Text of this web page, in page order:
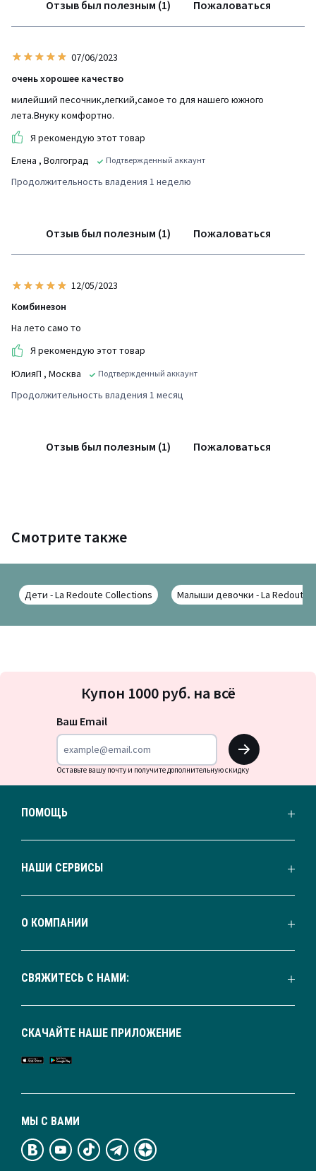
Отзыв был полезным (1) Пожаловаться
07/06/2023
очень хорошее качество
милейший песочник,легкий,самое то для нашего южного
лета.Внуку комфортно.
Я рекомендую этот товар
Елена , Волгоград Подтвержденный аккаунт
Продолжительность владения 1 неделю
Отзыв был полезным (1) Пожаловаться
12/05/2023
Комбинезон
На лето само то
Я рекомендую этот товар
ЮлияП , Москва Подтвержденный аккаунт
Продолжительность владения 1 месяц
Отзыв был полезным (1) Пожаловаться
Смотрите также
Дети - La Redoute Collections Малыши девочки - La Redoute
на
Купон 1000 руб. на всё
Ваш Email
OK
Оставьте вашу почту и получите дополнительную скидку
ПОМОЩЬ
НАШИ СЕРВИСЫ
О КОМПАНИИ
СВЯЖИТЕСЬ С НАМИ:
МЫ С ВАМИ
СКАЧАЙТЕ НАШЕ ПРИЛОЖЕНИЕ